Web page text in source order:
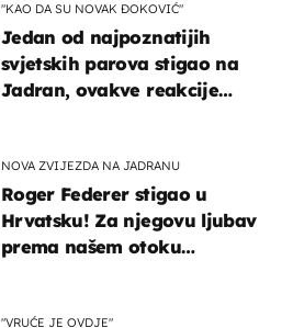
"KAO DA SU NOVAK ĐOKOVIĆ"
Jedan od najpoznatijih
svjetskih parova stigao na
Jadran, ovakve reakcije
NOVA ZVIJEZDA NA JADRANU
Roger Federer stigao u
Hrvatsku! Za njegovu ljubav
prema našem otoku
"VRUĆE JE OVDJE"